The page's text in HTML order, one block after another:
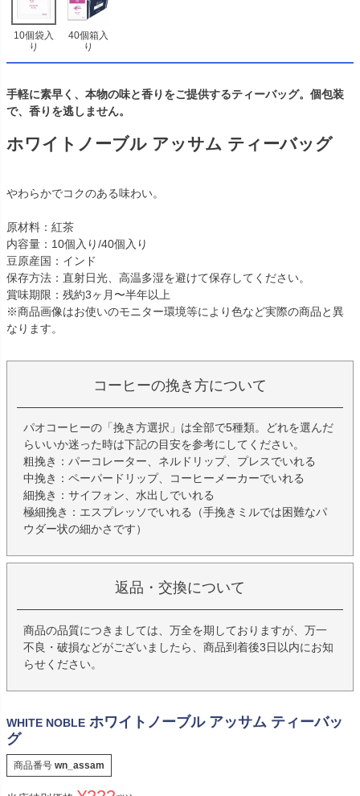
10個袋入
り
40個箱入
り
手軽に素早く、本物の味と香りをご提供するティーバッグ。個包装
で、香りを逃しません。
ホワイトノーブル アッサム ティーバッグ
やわらかでコクのある味わい。
原材料：紅茶
内容量：10個入り/40個入り
豆原産国：インド
保存方法：直射日光、高温多湿を避けて保存してください。
賞味期限：残約3ヶ月〜半年以上
※商品画像はお使いのモニター環境等により色など実際の商品と異
なります。
コーヒーの挽き方について
パオコーヒーの「挽き方選択」は全部で5種類。どれを選んだ
らいいか迷った時は下記の目安を参考にしてください。
粗挽き：パーコレーター、ネルドリップ、プレスでいれる
中挽き：ペーパードリップ、コーヒーメーカーでいれる
細挽き：サイフォン、水出しでいれる
極細挽き：エスプレッソでいれる（手挽きミルでは困難なパ
ウダー状の細かさです）
返品・交換について
商品の品質につきましては、万全を期しておりますが、万一
不良・破損などがございましたら、商品到着後3日以内にお知
らせください。
WHITE NOBLE ホワイトノーブル アッサム ティーバッ
グ
商品番号 wn_assam